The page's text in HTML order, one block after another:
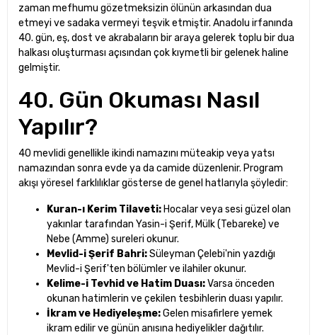
zaman mefhumu gözetmeksizin ölünün arkasından dua
etmeyi ve sadaka vermeyi teşvik etmiştir. Anadolu irfanında
40. gün, eş, dost ve akrabaların bir araya gelerek toplu bir dua
halkası oluşturması açısından çok kıymetli bir gelenek haline
gelmiştir.
40. Gün Okuması Nasıl
Yapılır?
40 mevlidi genellikle ikindi namazını müteakip veya yatsı
namazından sonra evde ya da camide düzenlenir. Program
akışı yöresel farklılıklar gösterse de genel hatlarıyla şöyledir:
Kuran-ı Kerim Tilaveti: Hocalar veya sesi güzel olan
yakınlar tarafından Yasin-i Şerif, Mülk (Tebareke) ve
Nebe (Amme) sureleri okunur.
Mevlid-i Şerif Bahri:Süleyman Çelebi'nin yazdığı
Mevlid-i Şerif'ten bölümler ve ilahiler okunur.
Kelime-i Tevhid ve Hatim Duası:Varsa önceden
okunan hatimlerin ve çekilen tesbihlerin duası yapılır.
İkram ve Hediyeleşme:Gelen misafirlere yemek
ikram edilir ve günün anısına hediyelikler dağıtılır.